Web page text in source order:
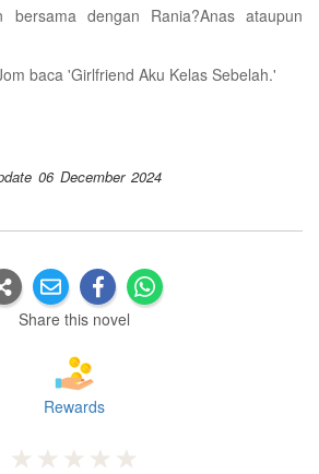
bersama dengan Rania?Anas ataupun
baca 'Girlfriend Aku Kelas Sebelah.'
06 December 2024
Share this novel
Rewards